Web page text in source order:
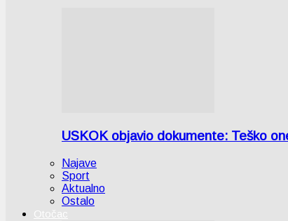
USKOK objavio dokumente: Teško
Najave
Sport
Aktualno
Ostalo
Otočac